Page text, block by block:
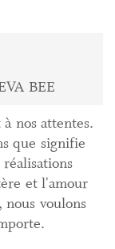
BEE
nos attentes.
que signifie
et l'amour
voulons